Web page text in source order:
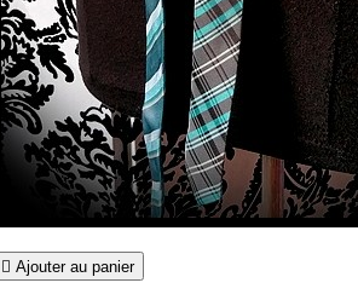
 Ajouter au panier